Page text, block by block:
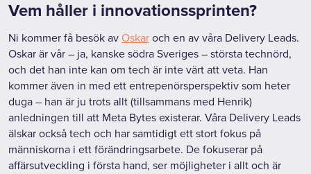
Vem håller i innovationssprinten?
Ni kommer få besök av Oskar och en av våra Delivery Leads.
Oskar är vår – ja, kanske södra Sveriges – största technörd,
och det han inte kan om tech är inte värt att veta. Han
kommer även in med ett entrepenörsperspektiv som heter
duga – han är ju trots allt (tillsammans med Henrik)
anledningen till att Meta Bytes existerar. Våra Delivery Leads
älskar också tech och har samtidigt ett stort fokus på
människorna i ett förändringsarbete. De fokuserar på
affärsutveckling i första hand, ser möjligheter i allt och är